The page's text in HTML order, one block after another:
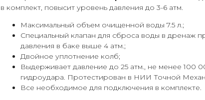
в комплект, повысит уровень давления до 3-6 атм.
Максимальный объем очищенной воды 7.5 л.;
Специальный клапан для сброса воды в дренаж
давления в баке выше 4 атм.;
Двойное уплотнение колб;
Выдерживает давление до 25 атм., не менее 100
гидроудара. Протестирован в НИИ Точной
Все необходимое для подключения в комплекте.